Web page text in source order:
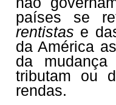
países se
rentistas e
da América
da
tributam ou
rendas.